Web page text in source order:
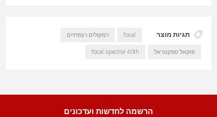
תגיות מוצר focal רמקולים רצפתיים
פוקאל ספקטראל focal spectral 40th
הרשמה לחדשות ועדכונים